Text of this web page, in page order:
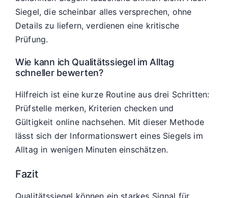
Siegel, die scheinbar alles versprechen, ohne
Details zu liefern, verdienen eine kritische
Prüfung.
Wie kann ich Qualitätssiegel im Alltag
schneller bewerten?
Hilfreich ist eine kurze Routine aus drei Schritten:
Prüfstelle merken, Kriterien checken und
Gültigkeit online nachsehen. Mit dieser Methode
lässt sich der Informationswert eines Siegels im
Alltag in wenigen Minuten einschätzen.
Fazit